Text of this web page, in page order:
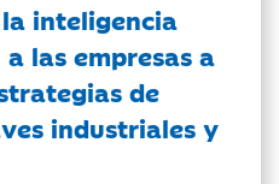
inteligencia
las empresas a
de
industriales y